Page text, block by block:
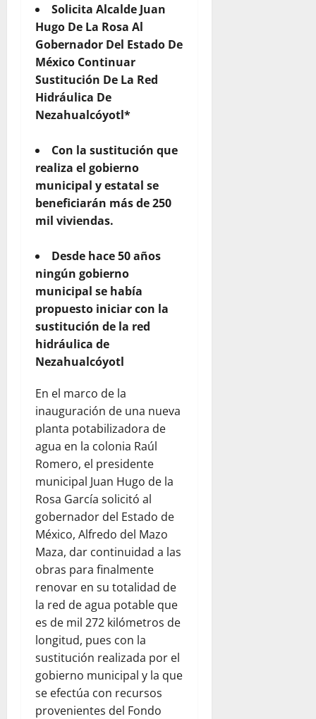
Solicita Alcalde Juan
Hugo De La Rosa Al
Gobernador Del Estado De
México Continuar
Sustitución De La Red
Hidráulica De
Nezahualcóyotl*
Con la sustitución que
realiza el gobierno
municipal y estatal se
beneficiarán más de 250
mil viviendas.
Desde hace 50 años
ningún gobierno
municipal se había
propuesto iniciar con la
sustitución de la red
hidráulica de
Nezahualcóyotl
En el marco de la
inauguración de una nueva
planta potabilizadora de
agua en la colonia Raúl
Romero, el presidente
municipal Juan Hugo de la
Rosa García solicitó al
gobernador del Estado de
México, Alfredo del Mazo
Maza, dar continuidad a las
obras para finalmente
renovar en su totalidad de
la red de agua potable que
es de mil 272 kilómetros de
longitud, pues con la
sustitución realizada por el
gobierno municipal y la que
se efectúa con recursos
provenientes del Fondo